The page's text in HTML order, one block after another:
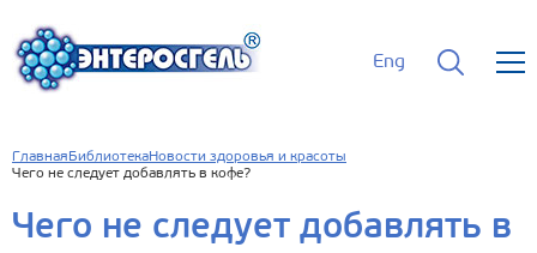
Eng
Главная БиблиотекаНовости здоровья и красоты
Чего не следует добавлять в кофе?
Чего не следует добавлять в